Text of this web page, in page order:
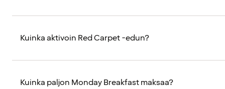
Kuinka aktivoin Red Carpet -edun?
Kuinka paljon Monday Breakfast maksaa?